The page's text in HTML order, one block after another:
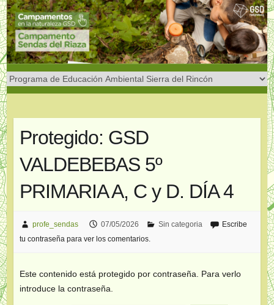
Saltar
al
contenido
Protegido: GSD
VALDEBEBAS 5º
PRIMARIA A, C y D. DÍA 4
profe_sendas 07/05/2026 Sin categoria
Escribe
tu contraseña para ver los comentarios.
Este contenido está protegido por contraseña. Para verlo
introduce la contraseña.